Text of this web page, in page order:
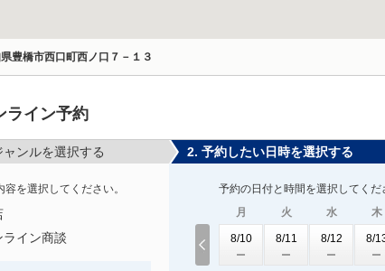
豊橋市西口町西ノ口７－１３
ライン予約
ャンルを選択する
容を選択してください。
ライン商談
2. 予約したい日時を選択する
予約の日付と時間を選択してくだ
月
8/10
火
8/11
水
8/12
木
8/